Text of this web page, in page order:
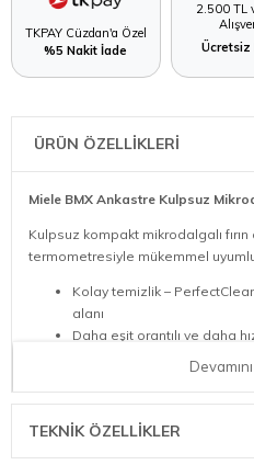
TKPAY Cüzdan'a Özel
%5 Nakit İade
2.500 TL
Ücretsiz
ÜRÜN ÖZELLİKLERİ
Miele BMX Ankastre Kulpsuz
Kulpsuz kompakt mikrodalgalı
termometresiyle mükemmel
Kolay temizlik –
alanı
Daha eşit orantılı ve daha
Yaklaşma algı sensörlü
MotionReact
Güç seviyelerinin kademesiz
TEKNIK ÖZELLIKLER